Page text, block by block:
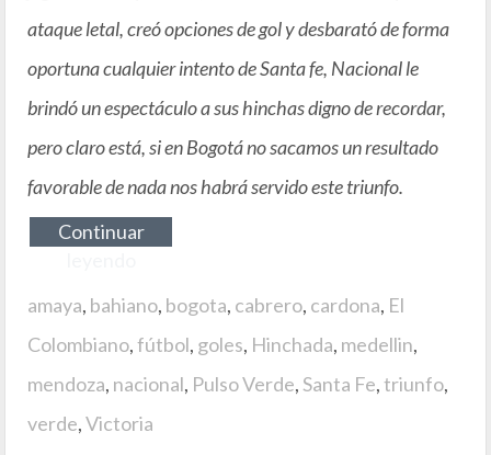
ataque letal, creó opciones de gol y desbarató de forma
oportuna cualquier intento de Santa fe, Nacional le
brindó un espectáculo a sus hinchas digno de recordar,
pero claro está, si en Bogotá no sacamos un resultado
favorable de nada nos habrá servido este triunfo.
Continuar
amaya, bahiano, bogota, cabrero, cardona, El
Colombiano,fútbol, goles, Hinchada, medellin,
mendoza, nacional, Pulso Verde,Santa Fe,triunfo,
verde,Victoria